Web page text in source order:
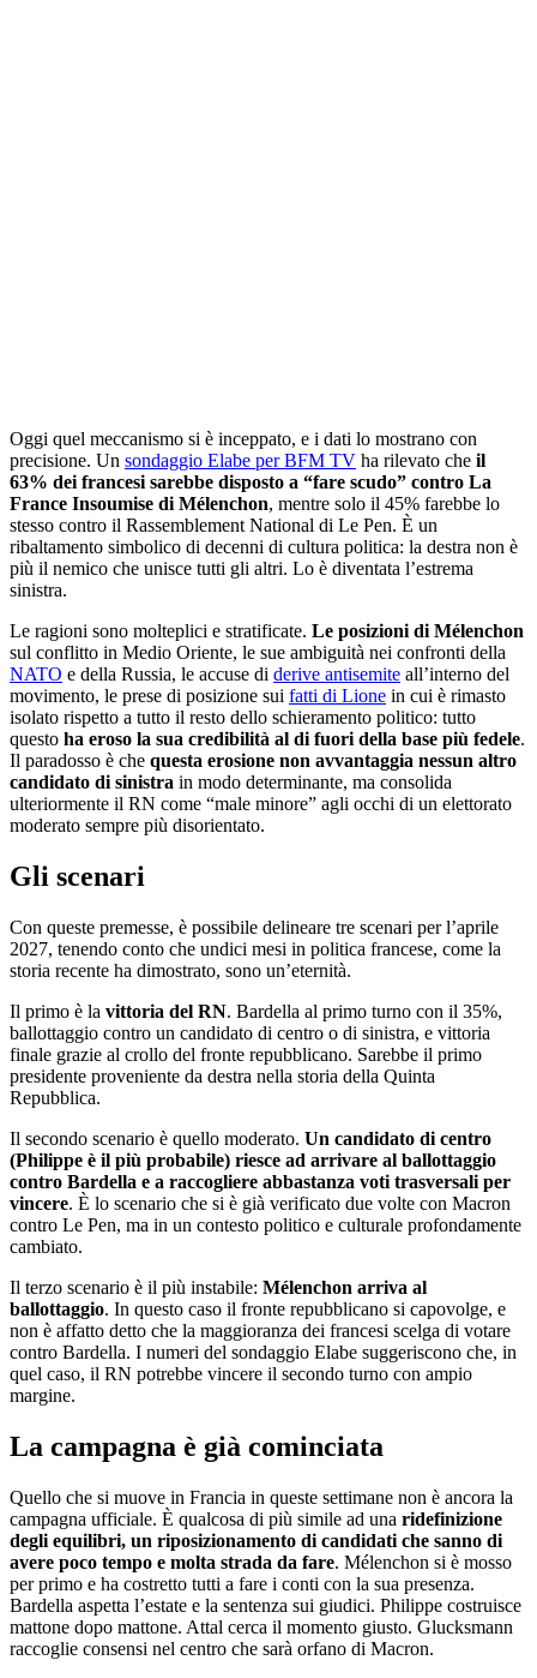
Oggi quel meccanismo si è inceppato, e i dati lo mostrano con
precisione. Un sondaggio Elabe per BFM TV ha rilevato che il
63% dei francesi sarebbe disposto a “fare scudo” contro La
France Insoumise di Mélenchon, mentre solo il 45% farebbe lo
stesso contro il Rassemblement National di Le Pen. È un
ribaltamento simbolico di decenni di cultura politica: la destra non è
più il nemico che unisce tutti gli altri. Lo è diventata l’estrema
sinistra.
Le ragioni sono molteplici e stratificate. Le posizioni di Mélenchon
sul conflitto in Medio Oriente, le sue ambiguità nei confronti della
NATO e della Russia, le accuse di derive antisemite all’interno del
movimento, le prese di posizione sui fatti di Lione in cui è rimasto
isolato rispetto a tutto il resto dello schieramento politico: tutto
questo ha eroso la sua credibilità al di fuori della base più fedele.
Il paradosso è che questa erosione non avvantaggia nessun altro
candidato di sinistra in modo determinante, ma consolida
ulteriormente il RN come “male minore” agli occhi di un elettorato
moderato sempre più disorientato.
Gli scenari
Con queste premesse, è possibile delineare tre scenari per l’aprile
2027, tenendo conto che undici mesi in politica francese, come la
storia recente ha dimostrato, sono un’eternità.
Il primo è la vittoria del RN. Bardella al primo turno con il 35%,
ballottaggio contro un candidato di centro o di sinistra, e vittoria
finale grazie al crollo del fronte repubblicano. Sarebbe il primo
presidente proveniente da destra nella storia della Quinta
Repubblica.
Il secondo scenario è quello moderato. Un candidato di centro
(Philippe è il più probabile) riesce ad arrivare al ballottaggio
contro Bardella e a raccogliere abbastanza voti trasversali per
vincere. È lo scenario che si è già verificato due volte con Macron
contro Le Pen, ma in un contesto politico e culturale profondamente
cambiato.
Il terzo scenario è il più instabile: Mélenchon arriva al
ballottaggio. In questo caso il fronte repubblicano si capovolge, e
non è affatto detto che la maggioranza dei francesi scelga di votare
contro Bardella. I numeri del sondaggio Elabe suggeriscono che, in
quel caso, il RN potrebbe vincere il secondo turno con ampio
margine.
La campagna è già cominciata
Quello che si muove in Francia in queste settimane non è ancora la
campagna ufficiale. È qualcosa di più simile ad una ridefinizione
degli equilibri, un riposizionamento di candidati che sanno di
avere poco tempo e molta strada da fare. Mélenchon si è mosso
per primo e ha costretto tutti a fare i conti con la sua presenza.
Bardella aspetta l’estate e la sentenza sui giudici. Philippe costruisce
mattone dopo mattone. Attal cerca il momento giusto. Glucksmann
raccoglie consensi nel centro che sarà orfano di Macron.